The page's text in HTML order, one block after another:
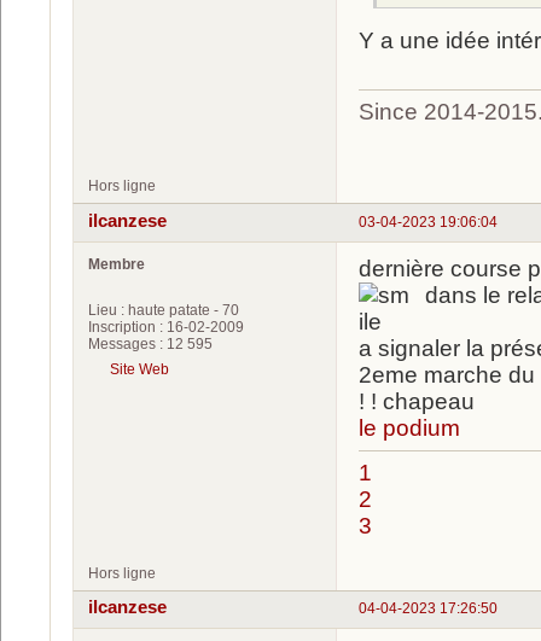
Y a une idée
Since 2014-
Hors ligne
03-04-2023 19:06:04
ilcanzese
Membre
Lieu : haute patate - 70
Inscription : 16-02-2009
Messages : 12 595
Site Web
dernière course
dans le
a signaler la
2eme marche
! ! chapeau
le podium
1
2
3
Hors ligne
04-04-2023 17:26:50
ilcanzese